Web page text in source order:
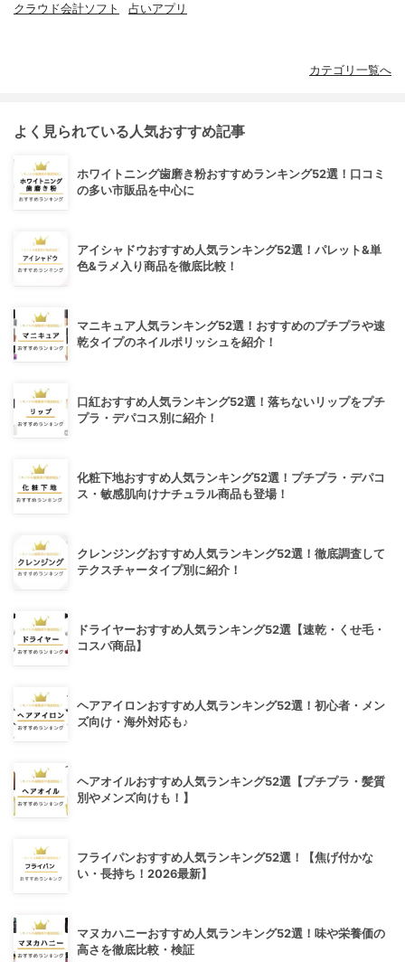
クラウド会計ソフト 占いアプリ
カテゴリ一覧へ
よく見られている人気おすすめ記事
ホワイトニング歯磨き粉おすすめランキング52選！口コミ
の多い市販品を中心に
アイシャドウおすすめ人気ランキング52選！パレット&単
色&ラメ入り商品を徹底比較！
マニキュア人気ランキング52選！おすすめのプチプラや速
乾タイプのネイルポリッシュを紹介！
口紅おすすめ人気ランキング52選！落ちないリップをプチ
プラ・デパコス別に紹介！
化粧下地おすすめ人気ランキング52選！プチプラ・デパコ
ス・敏感肌向けナチュラル商品も登場！
クレンジングおすすめ人気ランキング52選！徹底調査して
テクスチャータイプ別に紹介！
ドライヤーおすすめ人気ランキング52選【速乾・くせ毛・
コスパ商品】
ヘアアイロンおすすめ人気ランキング52選！初心者・メン
ズ向け・海外対応も♪
ヘアオイルおすすめ人気ランキング52選【プチプラ・髪質
別やメンズ向けも！】
フライパンおすすめ人気ランキング52選！【焦げ付かな
い・長持ち！2026最新】
マヌカハニーおすすめ人気ランキング52選！味や栄養価の
高さを徹底比較・検証